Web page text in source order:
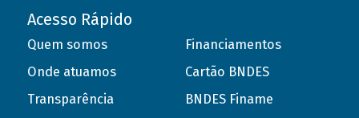
Acesso Rápido
Quem somos
Onde atuamos
Transparência
Financiamentos
Cartão BNDES
BNDES Finame